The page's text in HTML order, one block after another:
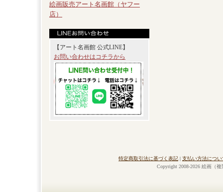
絵画販売アート名画館（ヤフー
店）
【アート名画館 公式LINE】
お問い合わせはコチラから
特定商取引法に基づく表記 | 支払い方法につい
Copyright 2008-2026 絵画（